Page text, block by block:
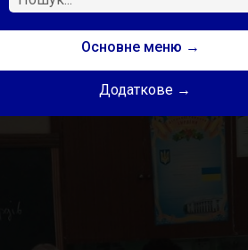
Основне меню →
Додаткове →